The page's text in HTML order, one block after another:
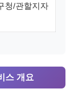
청/관할지자
스 개요